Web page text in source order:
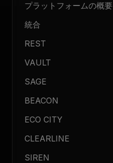
プラットフォームの概要
統合
REST
VAULT
SAGE
BEACON
ECO CITY
CLEARLINE
SIREN